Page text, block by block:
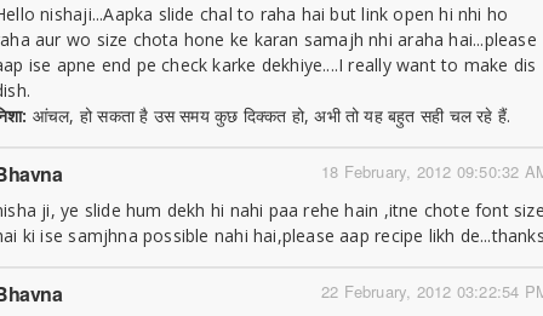
nishaji...Aapka slide chal to raha hai but link open hi nhi ho
aur wo size chota hone ke karan samajh nhi araha hai...please
ise apne end pe check karke dekhiye....I really want to make dis
आंचल, हो सकता है उस समय कुछ दिक्कत हो, अभी तो यह बहुत सही चल रहे हैं.
18 February, 2012 09:50:32
ji, ye slide hum dekh hi nahi paa rehe hain ,itne chote font
ki ise samjhna possible nahi hai,please aap recipe likh
22 February, 2012 03:22:54